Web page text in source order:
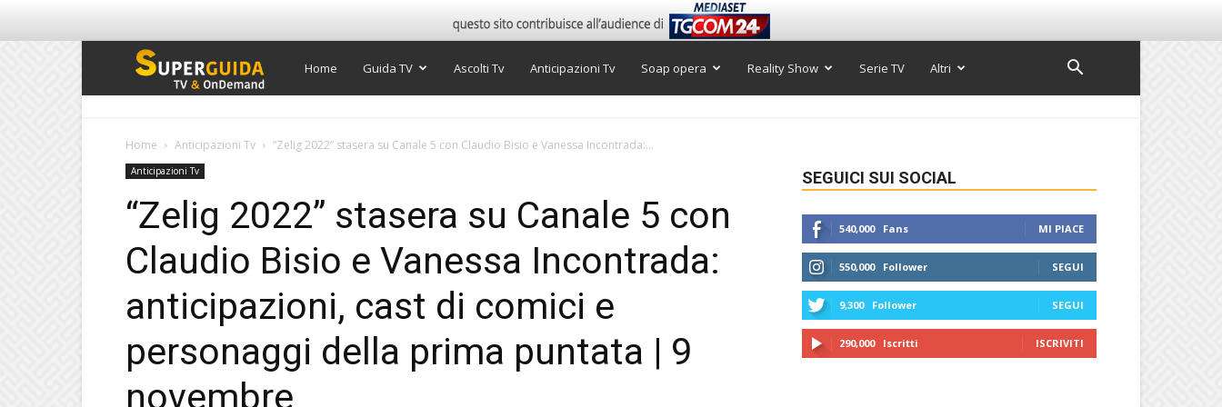
Super
Home Guida TV Ascolti Tv Anticipazioni Tv Soap opera Reality Show Serie TV Altri
Home Anticipazioni Tv “Zelig 2022” stasera su Canale 5 con Claudio Bisio e Vanessa Incontrada:...
Anticipazioni Tv
“Zelig 2022” stasera su Canale 5 con
Claudio Bisio e Vanessa Incontrada:
anticipazioni, cast di comici e
personaggi della prima puntata | 9
novembre
SEGUICI SUI SOCIAL
540,000 Fans MI PIACE
550,000 Follower SEGUI
9,300 Follower SEGUI
290,000 Iscritti ISCRIVITI